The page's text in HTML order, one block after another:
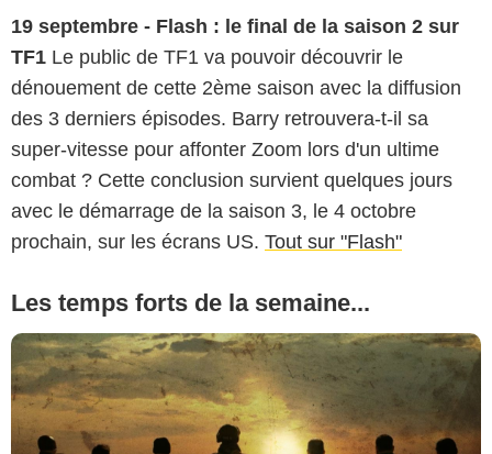
19 septembre - Flash : le final de la saison 2 sur
TF1 Le public de TF1 va pouvoir découvrir le
dénouement de cette 2ème saison avec la diffusion
des 3 derniers épisodes. Barry retrouvera-t-il sa
super-vitesse pour affonter Zoom lors d'un ultime
combat ? Cette conclusion survient quelques jours
avec le démarrage de la saison 3, le 4 octobre
prochain, sur les écrans US. Tout sur "Flash"
Les temps forts de la semaine...